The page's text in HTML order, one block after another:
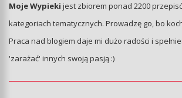
Moje Wypieki jest zbiorem ponad 2200
kategoriach tematycznych. Prowadzę go, bo
Praca nad blogiem daje mi dużo radości i
'zarażać' innych swoją pasją :)